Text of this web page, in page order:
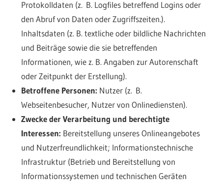
Protokolldaten (z. B. Logfiles betreffend Logins oder
den Abruf von Daten oder Zugriffszeiten.).
Inhaltsdaten (z. B. textliche oder bildliche Nachrichten
und Beiträge sowie die sie betreffenden
Informationen, wie z. B. Angaben zur Autorenschaft
oder Zeitpunkt der Erstellung).
Betroffene Personen: Nutzer (z. B.
Webseitenbesucher, Nutzer von Onlinediensten).
Zwecke der Verarbeitung und berechtigte
Interessen: Bereitstellung unseres Onlineangebotes
und Nutzerfreundlichkeit; Informationstechnische
Infrastruktur (Betrieb und Bereitstellung von
Informationssystemen und technischen Geräten